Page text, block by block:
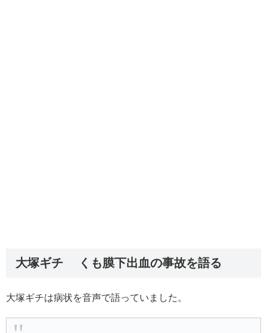
大塚ギチ くも膜下出血の事故を語る
大塚ギチは病状を音声で語っていました。